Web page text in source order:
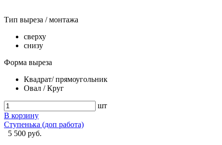
Тип выреза / монтажа
сверху
снизу
Форма выреза
Квадрат/ прямоугольник
Овал / Круг
шт
В корзину
Ступенька (доп работа)
5 500 руб.